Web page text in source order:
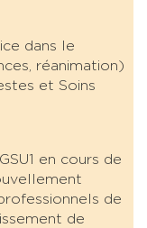
dans le
réanimation)
et Soins
en cours de
de
de